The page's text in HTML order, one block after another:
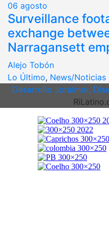
06 agosto
Surveillance
exchange
Narragansett
Alejo Tobón
Lo Último, News/Noticias
Desarrollo Joralmor,